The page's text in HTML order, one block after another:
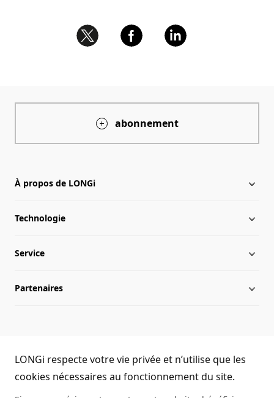
abonnement
À propos de LONGi
À propos de LONGi
Chronologie
Présence internationale
Développement durable
Environnement de travail
Technologie
Infos du secteur
Activités LONGi
Service
Téléchargement
Réalisations
Authenticité des modules
Partenaires
(+86) 4008 601012
LONGi respecte votre vie privée et n’utilise que les
cookies nécessaires au fonctionnement du site.